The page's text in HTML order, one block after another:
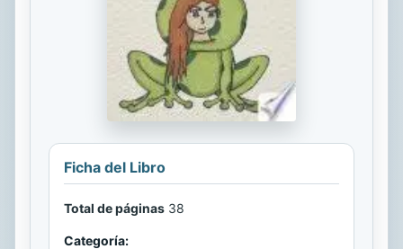
Ficha del Libro
Total de páginas 38
Categoría: